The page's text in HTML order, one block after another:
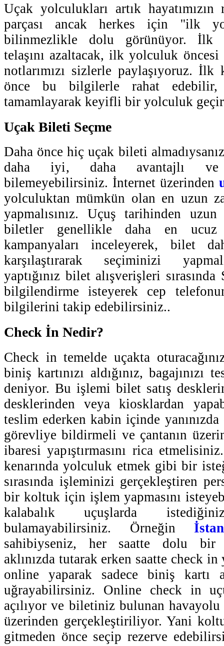
Uçak yolculukları artık
parçası ancak herkes için ''ilk
bilinmezlikle dolu görünüyor. İlk
telaşını azaltacak, ilk yolculuk
notlarımızı sizlerle paylaşıyoruz. İlk
önce bu bilgilerle rahat edebilir,
tamamlayarak keyifli bir yolculuk
Uçak Bileti Seçme
Daha önce hiç uçak bileti
daha iyi, daha avantajlı ve
bilemeyebilirsiniz. İnternet üzerinden
yolculuktan mümkün olan en uzun
yapmalısınız. Uçuş tarihinden
biletler genellikle daha en ucuz
kampanyaları inceleyerek, bilet
karşılaştırarak seçiminizi
yaptığınız bilet alışverişleri
bilgilendirme isteyerek cep
bilgilerini takip edebilirsiniz..
Check İn Nedir?
Check in temelde uçakta
biniş kartınızı aldığınız,
deniyor. Bu işlemi bilet satış
desklerinden veya kiosklardan
teslim ederken kabin içinde yanınızda
görevliye bildirmeli ve çantanın
ibaresi yapıştırmasını rica
kenarında yolculuk etmek gibi bir
sırasında işleminizi gerçekleştiren
bir koltuk için işlem yapmasını
kalabalık uçuşlarda
bulamayabilirsiniz. Örneğin
sahibiyseniz, her saatte dolu bir
aklınızda tutarak erken saatte check
online yaparak sadece biniş kartı
uğrayabilirsiniz. Online check in
açılıyor ve biletiniz bulunan
üzerinden gerçekleştiriliyor. Yani
gitmeden önce seçip rezerve